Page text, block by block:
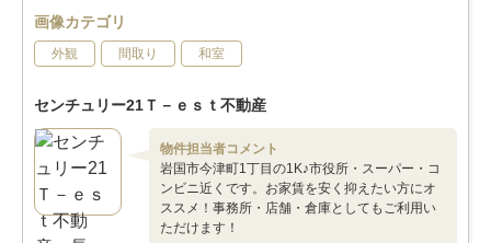
画像カテゴリ
外観 間取り 和室
センチュリー21Ｔ－ｅｓｔ不動産
物件担当者コメント
岩国市今津町1丁目の1K♪市役所・スーパー・コ
ンビニ近くです。お家賃を安く抑えたい方にオ
ススメ！事務所・店舗・倉庫としてもご利用い
ただけます！